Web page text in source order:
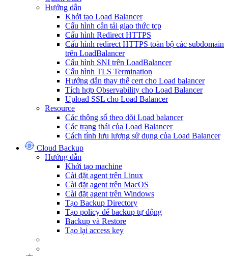
Hướng dẫn
Khởi tạo Load Balancer
Cấu hình cân tải giao thức tcp
Cấu hình Redirect HTTPS
Cấu hình redirect HTTPS toàn bộ các subdomain
trên LoadBalancer
Cấu hình SNI trên LoadBalancer
Cấu hình TLS Termination
Hướng dẫn thay thế cert cho Load balancer
Tích hợp Observability cho Load Balancer
Upload SSL cho Load Balancer
Resource
Các thông số theo dõi Load balancer
Các trạng thái của Load Balancer
Cách tính lưu lượng sử dụng của Load Balancer
Cloud Backup
Hướng dẫn
Khởi tạo machine
Cài đặt agent trên Linux
Cài đặt agent trên MacOS
Cài đặt agent trên Windows
Tạo Backup Directory
Tạo policy để backup tự động
Backup và Restore
Tạo lại access key